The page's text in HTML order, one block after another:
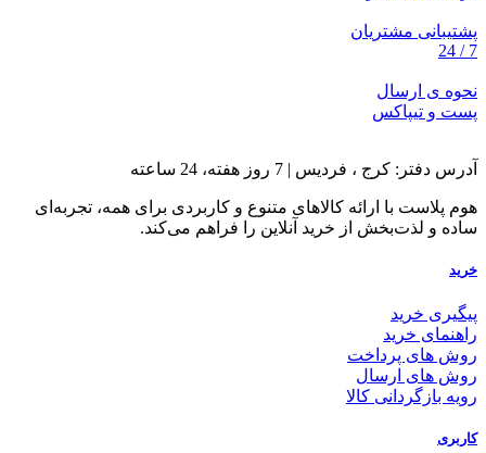
پشتیبانی مشتریان
7 / 24
نحوه ی ارسال
پست و تیپاکس
آدرس دفتر: کرج ، فردیس | 7 روز هفته، 24 ساعته
هوم پلاست با ارائه کالاهای متنوع و کاربردی برای همه، تجربه‌ای
ساده و لذت‌بخش از خرید آنلاین را فراهم می‌کند.
خرید
پیگیری خرید
راهنمای خرید
روش های پرداخت
روش های ارسال
رویه بازگردانی کالا
کاربری